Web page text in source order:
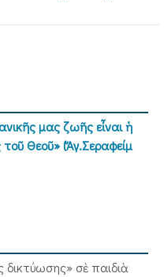
μας ζωῆς εἶναι ἡ
Θεοῦ» (Ἅγ.Σεραφείμ
σὲ παιδιὰ